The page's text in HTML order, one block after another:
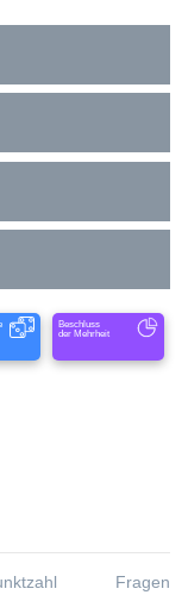
Beschluss
der Mehrheit
Fragen